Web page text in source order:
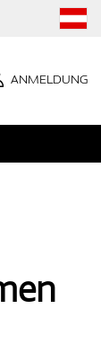
ANMELDUNG